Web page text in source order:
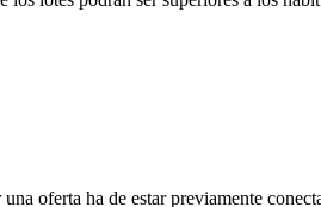
oferta ha de estar previamente